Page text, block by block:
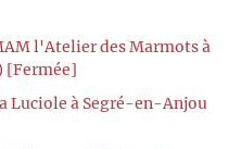
l'Atelier des Marmots à
[Fermée]
Luciole à Segré-en-Anjou